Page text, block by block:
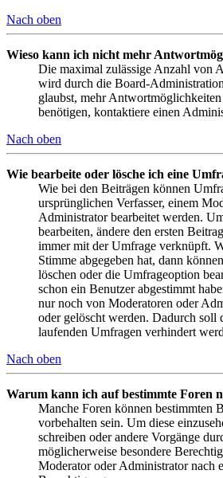
Nach oben
Wieso kann ich nicht mehr
Die maximal zulässige Anzahl von
wird durch die Board-
glaubst, mehr Antwortmöglichkeiten
benötigen, kontaktiere einen
Nach oben
Wie bearbeite oder lösche ich eine
Wie bei den Beiträgen können
ursprünglichen Verfasser, einem
Administrator bearbeitet werden.
bearbeiten, ändere den ersten
immer mit der Umfrage verknüpft.
Stimme abgegeben hat, dann
löschen oder die Umfrageoption
schon ein Benutzer abgestimmt
nur noch von Moderatoren oder
oder gelöscht werden. Dadurch soll
laufenden Umfragen verhindert
Nach oben
Warum kann ich auf bestimmte Foren
Manche Foren können bestimmten
vorbehalten sein. Um diese
schreiben oder andere Vorgänge
möglicherweise besondere
Moderator oder Administrator nach